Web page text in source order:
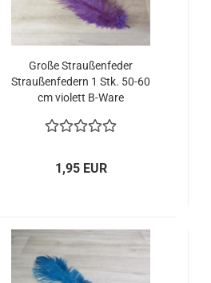
Große Straußenfeder
Straußenfedern 1 Stk. 50-60
cm violett B-Ware
1,95 EUR